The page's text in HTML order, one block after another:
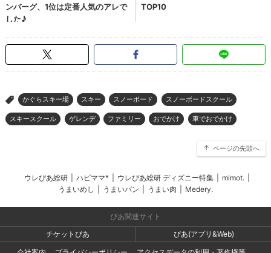
> かぐらスキー場 スキー スノーボード スノーボードスクール
スキースクール ゲレンデ ファミリー おでかけ 車でおでかけ
ページの先頭へ
ウレぴあ総研 ハピママ* ウレぴあ総研 ディズニー特集 mimot.
うまいめし
うまいパン うまい肉 Medery.
ぴあ関連サイト
チケットぴあ
ぴあ(アプリ&Web)